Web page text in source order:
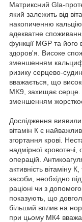
Матриксний Gla-
який залежить від
накопиченню
адекватне
функції MGP та
здоров'я. Високе
зменшенням
ризику серцево-
вважається, що
MK9, захищає серце.
зменшенням
Дослідження виявили
вітамін К є
згортання крові.
надмірної кровотечі,
операцій.
активність вітаміну
засоби, необхідно
раціоні чи з
показують, що
більший вплив на
при цьому МК4